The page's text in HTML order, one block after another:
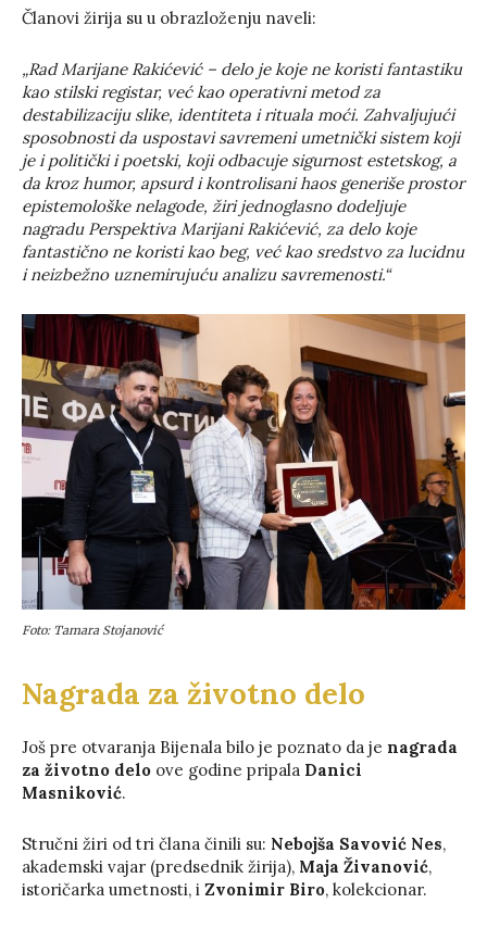
Članovi žirija su u obrazloženju naveli:
„Rad Marijane Rakićević – delo je koje ne koristi fantastiku
kao stilski registar, već kao operativni metod za
destabilizaciju slike, identiteta i rituala moći. Zahvaljujući
sposobnosti da uspostavi savremeni umetnički sistem koji
je i politički i poetski, koji odbacuje sigurnost estetskog, a
da kroz humor, apsurd i kontrolisani haos generiše prostor
epistemološke nelagode, žiri jednoglasno dodeljuje
nagradu Perspektiva Marijani Rakićević, za delo koje
fantastično ne koristi kao beg, već kao sredstvo za lucidnu
i neizbežno uznemirujuću analizu savremenosti.“
Foto: Tamara Stojanović
Nagrada za životno delo
Još pre otvaranja Bijenala bilo je poznato da je nagrada
za životno delo ove godine pripala Danici
Masniković.
Stručni žiri od tri člana činili su: Nebojša Savović Nes,
akademski vajar (predsednik žirija), Maja Živanović,
istoričarka umetnosti, i Zvonimir Biro, kolekcionar.